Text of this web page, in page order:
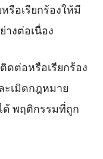
รือเรียกร้องให้มี
งต่อเนื่อง
ดต่อหรือเรียกร้อง
เมิดกฎหมาย
พฤติกรรมที่ถูก